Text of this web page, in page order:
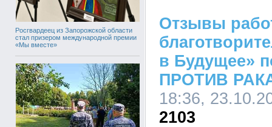
Росгвардеец из Запорожской области
стал призером международной премии
«Мы вместе»
Отзывы
в Будущее»
ПРОТИВ
18:36,
2103